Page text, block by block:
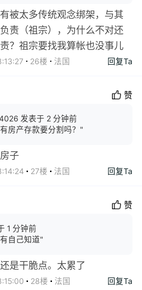
被太多传统观念绑架，与其
责（祖宗），为什么不对还
？祖宗要找我算帐也没事儿
26楼 法国 回复Ta
赞
发表于 2 分钟前
房产存款要分割吗？"
子
27楼 法国 回复Ta
赞
1 分钟前
自己知道"
是干脆点。太累了
28楼 法国 回复Ta